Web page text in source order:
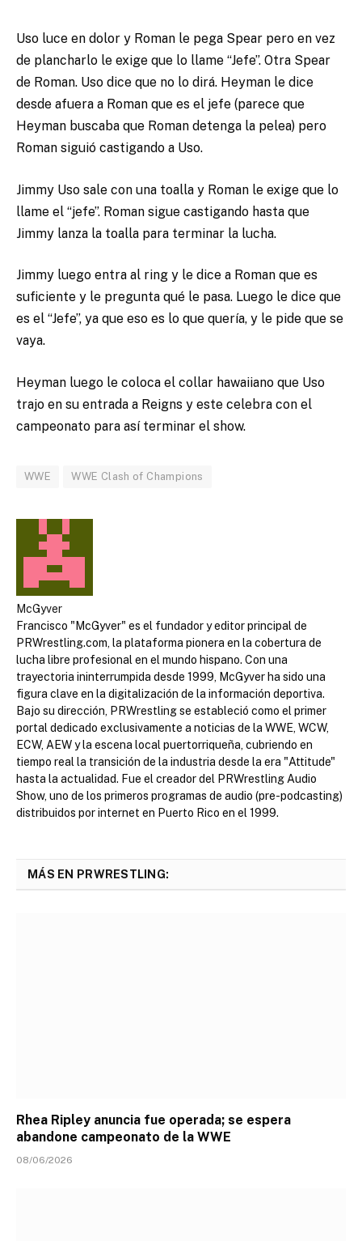
Uso luce en dolor y Roman le pega Spear pero en vez
de plancharlo le exige que lo llame “Jefe”. Otra Spear
de Roman. Uso dice que no lo dirá. Heyman le dice
desde afuera a Roman que es el jefe (parece que
Heyman buscaba que Roman detenga la pelea) pero
Roman siguió castigando a Uso.
Jimmy Uso sale con una toalla y Roman le exige que lo
llame el “jefe”. Roman sigue castigando hasta que
Jimmy lanza la toalla para terminar la lucha.
Jimmy luego entra al ring y le dice a Roman que es
suficiente y le pregunta qué le pasa. Luego le dice que
es el “Jefe”, ya que eso es lo que quería, y le pide que se
vaya.
Heyman luego le coloca el collar hawaiiano que Uso
trajo en su entrada a Reigns y este celebra con el
campeonato para así terminar el show.
WWE WWE Clash of Champions
McGyver
Francisco "McGyver" es el fundador y editor principal de
PRWrestling.com, la plataforma pionera en la cobertura de
lucha libre profesional en el mundo hispano. Con una
trayectoria ininterrumpida desde 1999, McGyver ha sido una
figura clave en la digitalización de la información deportiva.
Bajo su dirección, PRWrestling se estableció como el primer
portal dedicado exclusivamente a noticias de la WWE, WCW,
ECW, AEW y la escena local puertorriqueña, cubriendo en
tiempo real la transición de la industria desde la era "Attitude"
hasta la actualidad. Fue el creador del PRWrestling Audio
Show, uno de los primeros programas de audio (pre-podcasting)
distribuidos por internet en Puerto Rico en el 1999.
MÁS EN PRWRESTLING:
Rhea Ripley anuncia fue operada; se espera
abandone campeonato de la WWE
08/06/2026